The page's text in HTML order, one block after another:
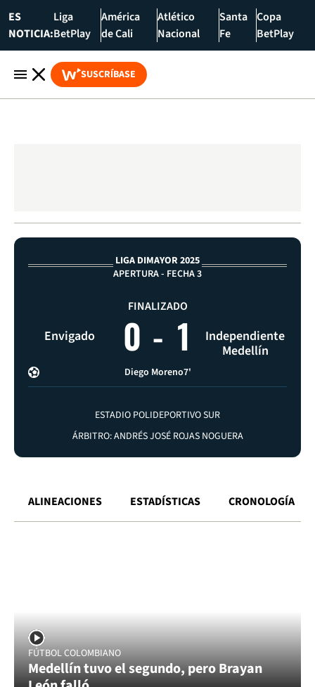
ES
NOTICIA:
Liga
BetPlay
América
de Cali
Atlético
Nacional
Santa
Fe
Copa
BetPlay
SUSCRÍBASE
LIGA DIMAYOR 2025
APERTURA - FECHA 3
Envigado
FINALIZADO
0 - 1
Independiente
Medellín
Diego Moreno7'
ESTADIO POLIDEPORTIVO SUR
ÁRBITRO: ANDRÉS JOSÉ ROJAS NOGUERA
ALINEACIONES ESTADÍSTICAS CRONOLOGÍA
FÚTBOL COLOMBIANO
Medellín tuvo el segundo, pero Brayan